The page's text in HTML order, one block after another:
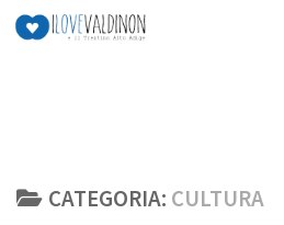
Salta al contenuto
CATEGORIA: CULTURA